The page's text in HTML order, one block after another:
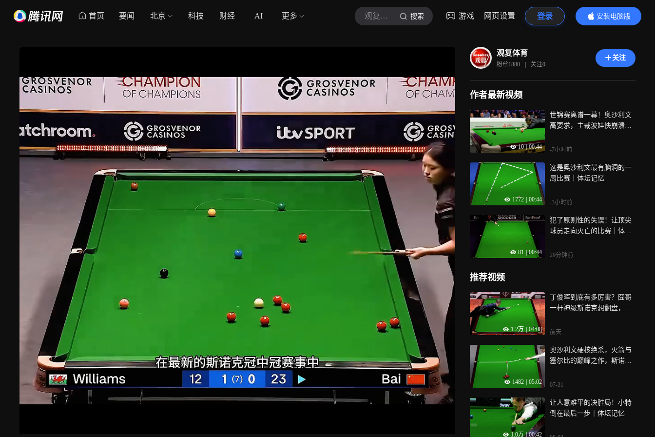
首页 要闻 北京 科技 财经 AI 更多 观复体育 搜索 游戏 网页设置 登录
安装电脑版
内容更精彩
观复体育
粉丝1880 | 关注0
关注
作者最新视频
10 | 00:44
世锦赛离谱一幕！奥沙利文
高要求，主裁波娃快崩溃了
-7小时前
1772 00:44
这是奥沙利文最有脑洞的一
局比赛｜体坛记忆
-3小时前
81 00:44
犯了原则性的失误！让顶尖
球员走向灭亡的比赛｜体坛
29分钟前
推荐视频
1.2万 04:08
丁俊晖到底有多厉害？囧哥
一杆神级斯诺克想翻盘，晖
前天
1482 05:02
奥沙利文硬核绝杀，火箭与
塞尔比的巅峰之作，斯诺克
07-31
1.0万 | 00:42
让人意难平的决胜局！小特
倒在最后一步｜体坛记忆